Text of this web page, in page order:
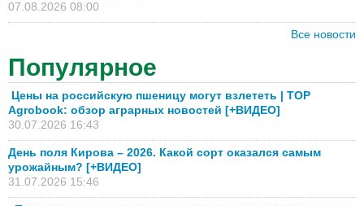
07.08.2026 08:00
Все новости
Популярное
Цены на российскую пшеницу могут взлететь | TOP
Agrobook: обзор аграрных новостей [+ВИДЕО]
30.07.2026 16:43
День поля Кирова – 2026. Какой сорт оказался самым
урожайным? [+ВИДЕО]
31.07.2026 15:46